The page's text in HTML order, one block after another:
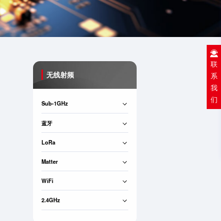
无线射频
Sub-1GHz
蓝牙
LoRa
Matter
WiFi
2.4GHz
联
系
我
们